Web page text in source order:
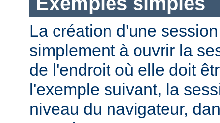
La création d'une
simplement à ouvrir la
de l'endroit où elle doit
l'exemple suivant, la
niveau du navigateur,